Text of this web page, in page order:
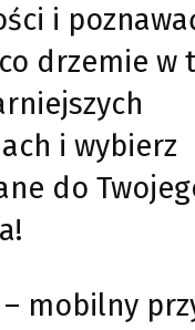
i
drzemie w
i wybierz
do
mobilny